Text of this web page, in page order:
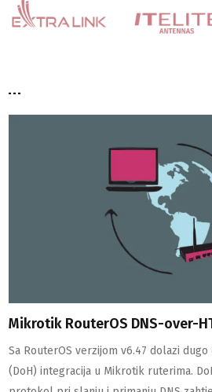
...
Mikrotik RouterOS DNS-over-
Sa RouterOS verzijom v6.47 dolazi dugo
(DoH) integracija u Mikrotik ruterima.